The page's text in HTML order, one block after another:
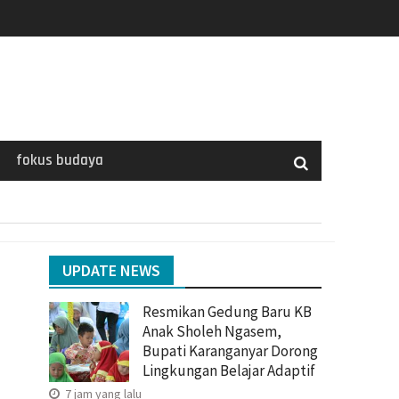
fokus budaya
UPDATE NEWS
Resmikan Gedung Baru KB
Anak Sholeh Ngasem,
Bupati Karanganyar Dorong
Lingkungan Belajar Adaptif
7 jam yang lalu